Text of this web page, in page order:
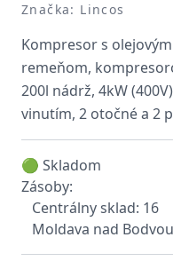
Značka: Lincos
Kompresor s
remeňom,
200l nádrž, 4kW
vinutím, 2 otočné a 2
🟢 Skladom
Zásoby:
Centrálny sklad: 16
Moldava nad